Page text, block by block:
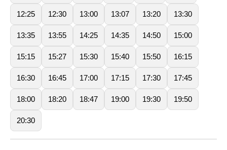
12:25 12:30 13:00 13:07 13:20 13:30
13:35 13:55 14:25 14:35 14:50 15:00
15:15 15:27 15:30 15:40 15:50 16:15
16:30 16:45 17:00 17:15 17:30 17:45
18:00 18:20 18:47 19:00 19:30 19:50
20:30